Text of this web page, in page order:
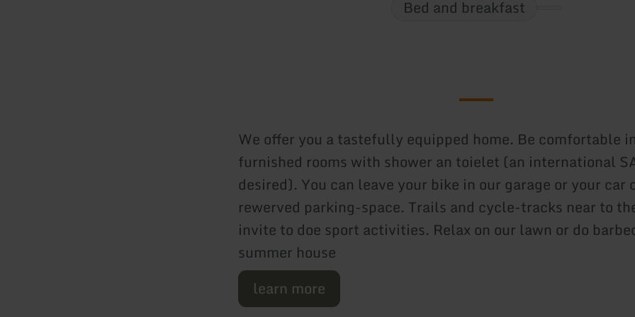
Bed and breakfast
We offer you a tastefully equipped home. Be comfortable
furnished rooms with shower an toielet (an international
desired). You can leave your bike in our garage or your car
rewerved parking-space. Trails and cycle-tracks near to
invite to doe sport activities. Relax on our lawn or do
summer house
learn more